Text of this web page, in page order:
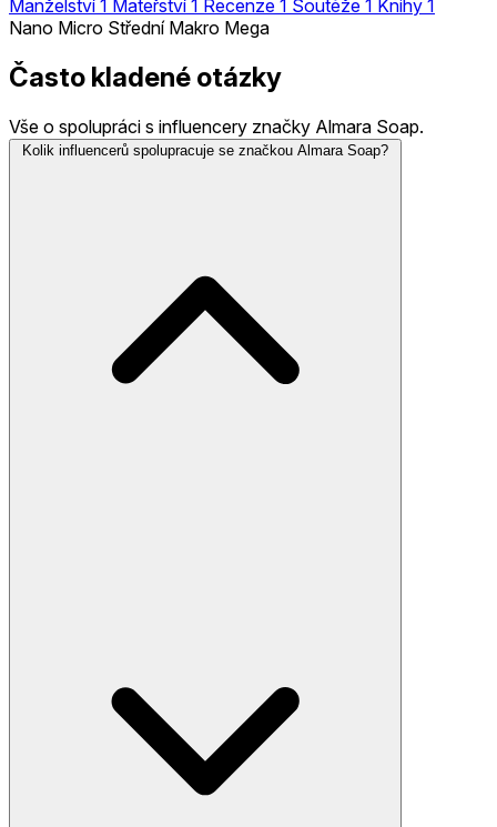
Manželství 1 Mateřství 1 Recenze 1 Soutěže 1 Knihy 1
Nano Micro Střední Makro Mega
Často kladené otázky
Vše o spolupráci s influencery značky Almara Soap.
Kolik influencerů spolupracuje se značkou Almara Soap?